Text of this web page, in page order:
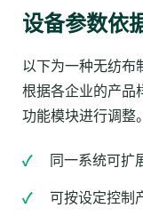
设备参数依
以下为一种无纺布
根据各企业的产品
功能模块进行调整。
同一系统可扩
可按设定控制